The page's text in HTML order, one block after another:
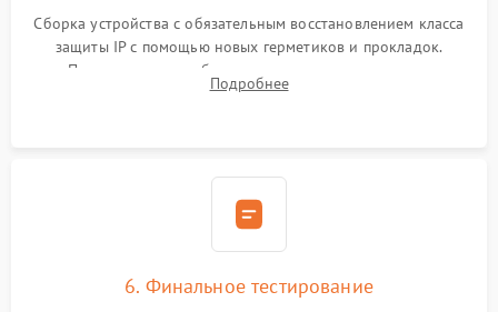
Сборка устройства с обязательным восстановлением класса
защиты IP с помощью новых герметиков и прокладок.
Программная калибровка матрицы по эталонному
абсолютно черному телу для точного измерения температур.
Подробнее
6. Финальное тестирование